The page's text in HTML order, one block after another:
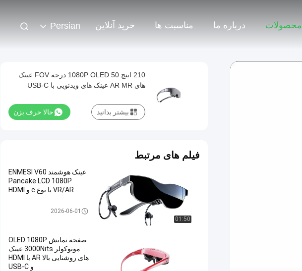
محصولات درباره ما مناسبت ها خرید آنلاین Persian
210 اینچ 1080P OLED 50 درجه FOV عینک
های AR MR عینک های ویدئویی با USB-C
حالا حرف بزن بیشتر بدانید
فیلم های مرتبط
01:50
عینک هوشمند ENMESI V60
Pancake LCD 1080P
VR/AR با نوع c و HDMI
عینک هوشمند VR2026-06-01
صفحه نمایش OLED 1080P
مونوکولر 3000Nits عینک
های روشنایی بالا AR با HDMI
و USB-C